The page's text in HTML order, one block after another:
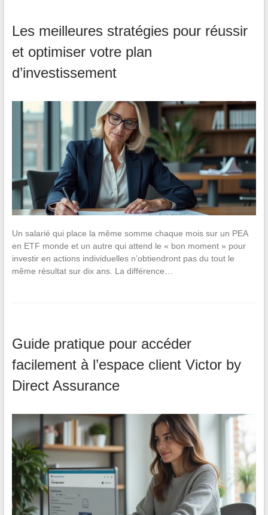
Les meilleures stratégies pour réussir
et optimiser votre plan
d’investissement
Un salarié qui place la même somme chaque mois sur un PEA
en ETF monde et un autre qui attend le « bon moment » pour
investir en actions individuelles n’obtiendront pas du tout le
même résultat sur dix ans. La différence…
Guide pratique pour accéder
facilement à l’espace client Victor by
Direct Assurance